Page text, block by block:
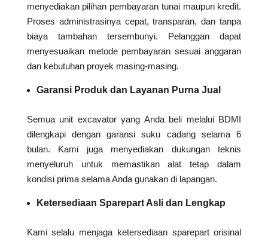
menyediakan pilihan pembayaran tunai maupun kredit.
Proses administrasinya cepat, transparan, dan tanpa
biaya tambahan tersembunyi. Pelanggan dapat
menyesuaikan metode pembayaran sesuai anggaran
dan kebutuhan proyek masing-masing.
Garansi Produk dan Layanan Purna Jual
Semua unit excavator yang Anda beli melalui BDMI
dilengkapi dengan garansi suku cadang selama 6
bulan. Kami juga menyediakan dukungan teknis
menyeluruh untuk memastikan alat tetap dalam
kondisi prima selama Anda gunakan di lapangan.
Ketersediaan Sparepart Asli dan Lengkap
Kami selalu menjaga ketersediaan sparepart orisinal